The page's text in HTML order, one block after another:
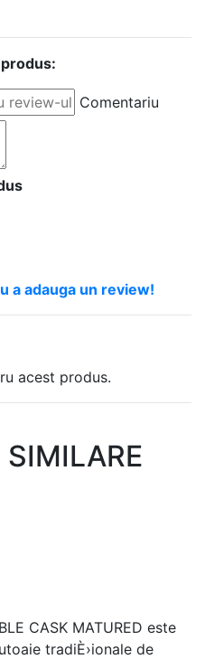
Comentariu
a adauga un review!
acest produs.
SIMILARE
CASK MATURED este
tradiÈ›ionale de